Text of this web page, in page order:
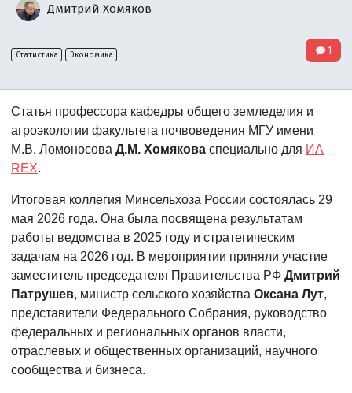
Дмитрий Хомяков
Статистика Экономика 1
Статья профессора кафедры общего земледелия и
агроэкологии факультета почвоведения МГУ имени
М.В. ЛомоносоваД.М. Хомякова специально для ИА
REX.
Итоговая коллегия Минсельхоза России состоялась 29
мая 2026 года. Она была посвящена результатам
работы ведомства в 2025 году и стратегическим
задачам на 2026 год. В мероприятии приняли участие
заместитель председателя Правительства РФДмитрий
Патрушев, министр сельского хозяйстваОксана Лут,
представители Федерального Собрания, руководство
федеральных и региональных органов власти,
отраслевых и общественных организаций, научного
сообщества и бизнеса.